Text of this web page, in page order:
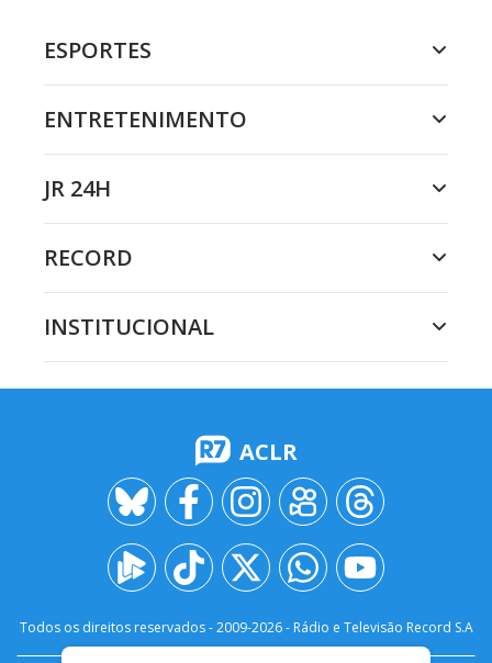
ESPORTES
ENTRETENIMENTO
JR 24H
RECORD
INSTITUCIONAL
ACLR
Todos os direitos reservados - 2009-2026- Rádio e Televisão Record S.A